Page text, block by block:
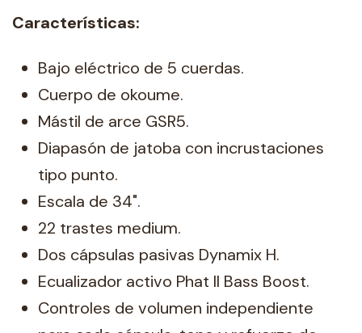
Características:
Bajo eléctrico de 5 cuerdas.
Cuerpo de okoume.
Mástil de arce GSR5.
Diapasón de jatoba con incrustaciones
tipo punto.
Escala de 34".
22 trastes medium.
Dos cápsulas pasivas Dynamix H.
Ecualizador activo Phat II Bass Boost.
Controles de volumen independiente